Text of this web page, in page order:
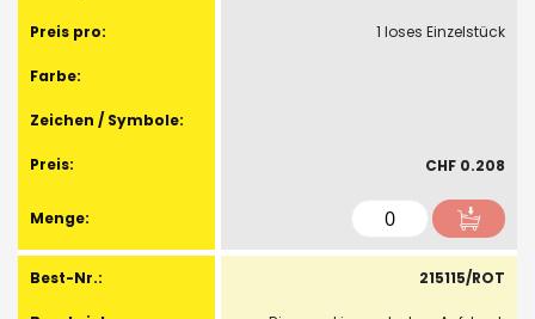
1 loses Einzelstück
CHF 0.208
215115/ROT